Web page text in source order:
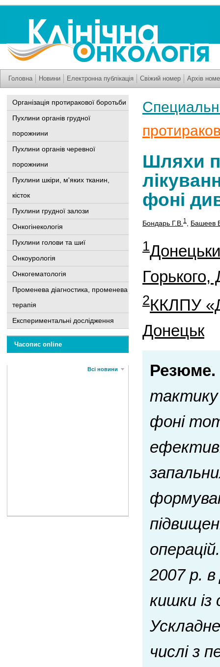
Головна Новини Електронна публікація Свіжий номер Архів
Організація протиракової боротьби
Пухлини органів грудної
порожнини
Пухлини органів черевної
порожнини
Пухлини шкіри, м'яких тканин,
кісток
Пухлини грудної залози
Онкогінекологія
Пухлини голови та шиї
Онкоурологія
Онкогематологія
Променева діагностика, променева
терапія
Експериментальні дослідження
Часопис online
Всі новини
Шляхи
фоні
Бондарь Г.В. 1 Башеев
1
Горького,
2ККЛПУ
Донецьк
Резюме.
тактику
фоні
2007 р.
кишки
числі з